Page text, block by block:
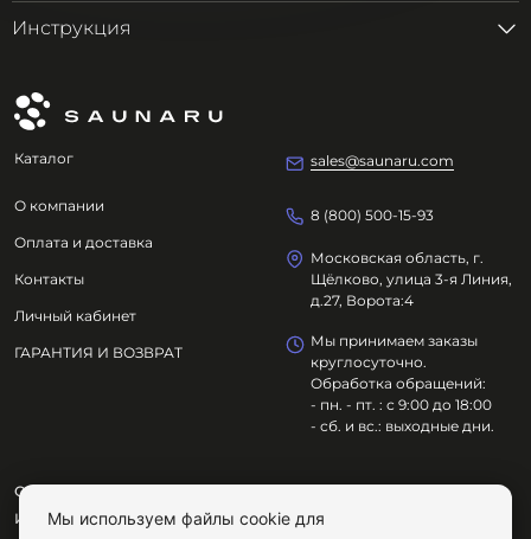
Инструкция
Каталог
О компании
Оплата и доставка
Контакты
Личный кабинет
ГАРАНТИЯ И ВОЗВРАТ
sales@saunaru.com
8 (800) 500-15-93
Московская область, г.
Щёлково, улица 3-я Линия,
д.27, Ворота:4
Мы принимаем заказы
круглосуточно.
Обработка обращений:
- пн. - пт. : с 9:00 до 18:00
- сб. и вс.: выходные дни.
ООО "ОЗДОРОВИТЕЛЬНЫЕ ТЕХНОЛОГИИ"
ИНН7801695614
Мы используем файлы cookie для